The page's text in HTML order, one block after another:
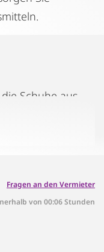
Schuhe aus
Fragen an den Vermieter
von 00:06 Stunden